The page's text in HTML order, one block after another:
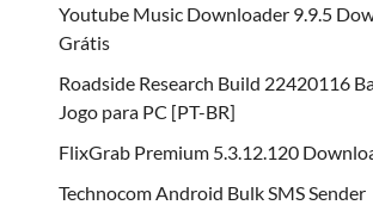
Youtube Music Downloader 9.9.5
Grátis
Roadside Research Build 22420116
Jogo para PC [PT-BR]
FlixGrab Premium 5.3.12.120
Technocom Android Bulk SMS Sender